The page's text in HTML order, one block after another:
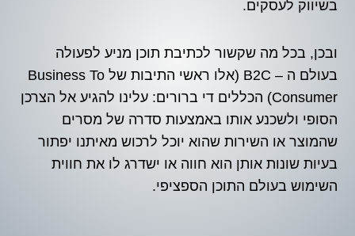
בשיווק לעסקים.
ובכן, בכל מה שקשור לכתיבת תוכן מניע לפעולה
בעולם ה – B2C (אלו ראשי התיבות של Business To
Consumer) הכללים די ברורים: עלינו להגיע אל הצרכן
הסופי ולשכנע אותו באמצעות סדרה של מסרים
שהמוצר או השירות שהוא יוכל לרכוש מאיתנו יפתור
בעיות שונות אותן הוא חווה או ישדרג לו את חווית
השימוש בעולם התוכן הספציפי.